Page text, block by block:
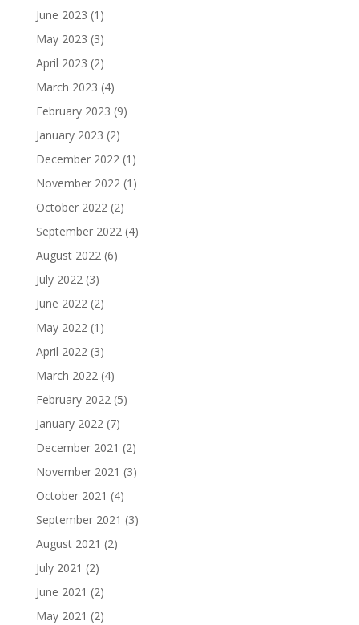
June 2023 (1)
May 2023 (3)
April 2023 (2)
March 2023 (4)
February 2023 (9)
January 2023 (2)
December 2022(1)
November 2022(1)
October 2022(2)
September 2022(4)
August 2022(6)
July 2022(3)
June 2022(2)
May 2022(1)
April 2022(3)
March 2022(4)
February 2022(5)
January 2022(7)
December 2021 (2)
November 2021 (3)
October 2021 (4)
September 2021 (3)
August 2021 (2)
July 2021 (2)
June 2021 (2)
May 2021 (2)